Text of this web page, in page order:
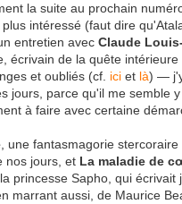
la suite au prochain
intéressé (faut dire
entretien avec Claude
écrivain de la quête
et oubliés (cf. ici et là) —
jours, parce qu'il me semble
à faire avec certaine
, une fantasmagorie stercoraire
nos jours, et La maladie de
princesse Sapho, qui écrivait
marrant aussi, de Maurice